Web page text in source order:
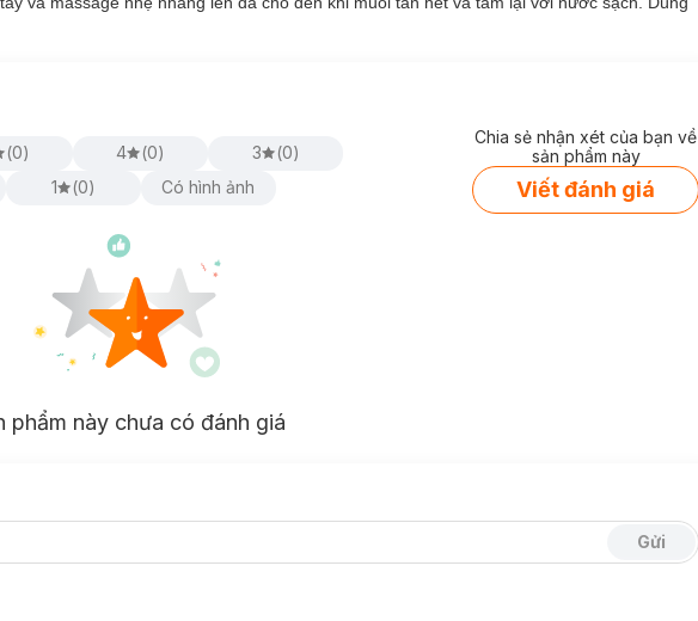
(0) 4 (0) 3 (0)
1 (0) Có hình ảnh
Chia sẻ nhận xét của bạn về
sản phẩm này
Viết đánh giá
phẩm này chưa có đánh giá
Gửi